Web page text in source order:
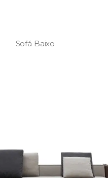
Sofá Baixo